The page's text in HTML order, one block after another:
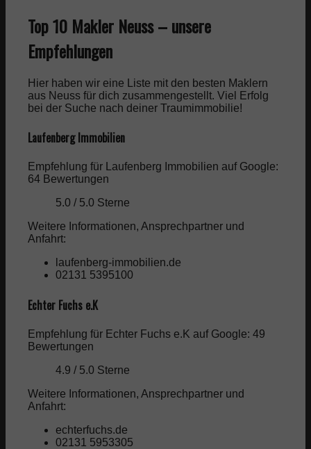
Top 10 Makler Neuss – unsere
Empfehlungen
Hier haben wir eine Liste mit den besten Maklern
aus Neuss für dich zusammengestellt. Viel Erfolg
bei der Suche nach deiner Traumimmobilie!
Laufenberg Immobilien
Empfehlung für Laufenberg Immobilien auf Google:
64 Bewertungen
5.0 / 5.0 Sterne
Weitere Informationen, Ansprechpartner und
Anfahrt:
laufenberg-immobilien.de
02131 5395100
Echter Fuchs e.K
Empfehlung für Echter Fuchs e.K auf Google: 49
Bewertungen
4.9 / 5.0 Sterne
Weitere Informationen, Ansprechpartner und
Anfahrt:
echterfuchs.de
02131 5953305